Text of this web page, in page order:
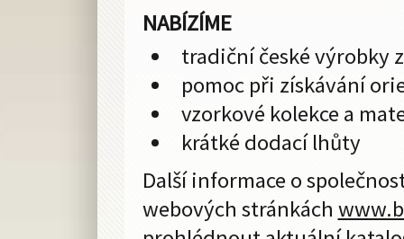
NABÍZÍME
tradiční české výrobky
pomoc při získávání
vzorkové kolekce a
krátké dodací lhůty
Další informace o
webových stránkách